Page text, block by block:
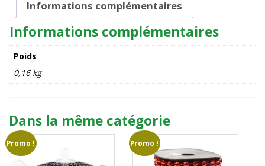
Informations complémentaires
Informations complémentaires
Poids
0,16 kg
Dans la même catégorie
Promo ! Promo !